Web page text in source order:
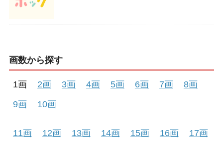
画数から探す
1画 2画 3画 4画 5画 6画 7画
8画
9画
10画
11画 12画 13画 14画 15画 16画
17画